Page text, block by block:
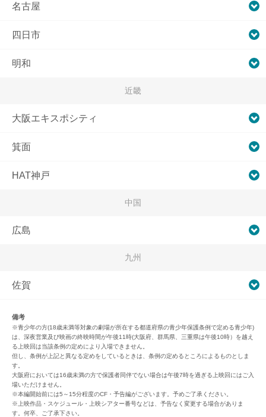
名古屋
四日市
明和
近畿
大阪エキスポシティ
箕面
HAT神戸
中国
広島
九州
佐賀
備考
※青少年の方(18歳未満等対象の劇場が所在する都道府県の青少年保護条例で定める青少年)
は、深夜営業及び映画の終映時間が午後11時(大阪府、群馬県、三重県は午後10時）を越え
る上映回は当該条例の定めにより入場できません。
但し、条例が上記と異なる定めをしているときは、条例の定めるところによるものとしま
す。
大阪府においては16歳未満の方で保護者同伴でない場合は午後7時を過ぎる上映回にはご入
場いただけません。
※本編開始前には5～15分程度のCF・予告編がございます。予めご了承ください。
※上映作品・スケジュール・上映シアター番号などは、予告なく変更する場合がありま
す。何卒、ご了承下さい。